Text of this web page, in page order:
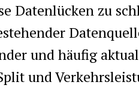
Datenlücken zu
und häufig
und